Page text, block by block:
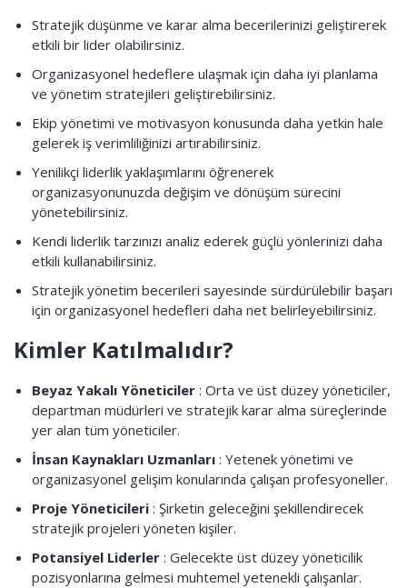
Stratejik düşünme ve karar alma becerilerinizi geliştirerek
etkili bir lider olabilirsiniz.
Organizasyonel hedeflere ulaşmak için daha iyi planlama
ve yönetim stratejileri geliştirebilirsiniz.
Ekip yönetimi ve motivasyon konusunda daha yetkin hale
gelerek iş verimliliğinizi artırabilirsiniz.
Yenilikçi liderlik yaklaşımlarını öğrenerek
organizasyonunuzda değişim ve dönüşüm sürecini
yönetebilirsiniz.
Kendi liderlik tarzınızı analiz ederek güçlü yönlerinizi daha
etkili kullanabilirsiniz.
Stratejik yönetim becerileri sayesinde sürdürülebilir başarı
için organizasyonel hedefleri daha net belirleyebilirsiniz.
Kimler Katılmalıdır?
Beyaz Yakalı Yöneticiler : Orta ve üst düzey yöneticiler,
departman müdürleri ve stratejik karar alma süreçlerinde
yer alan tüm yöneticiler.
İnsan Kaynakları Uzmanları : Yetenek yönetimi ve
organizasyonel gelişim konularında çalışan profesyoneller.
Proje Yöneticileri : Şirketin geleceğini şekillendirecek
stratejik projeleri yöneten kişiler.
Potansiyel Liderler : Gelecekte üst düzey yöneticilik
pozisyonlarına gelmesi muhtemel yetenekli çalışanlar.